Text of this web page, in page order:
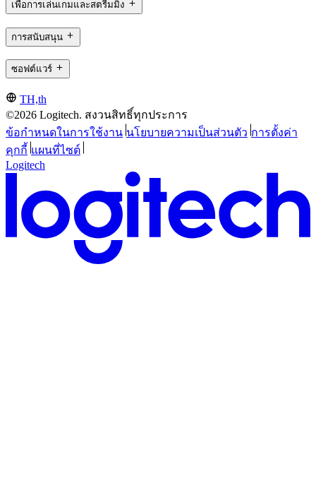
เพื่อการเล่นเกมและสตรีมมิ่ง
การสนับสนุน
ซอฟต์แวร์
TH,th
©2026 Logitech. สงวนสิทธิ์ทุกประการ
ข้อกำหนดในการใช้งาน นโยบายความเป็นส่วนตัว การตั้งค่า
คุกกี้ แผนที่ไซต์
Logitech